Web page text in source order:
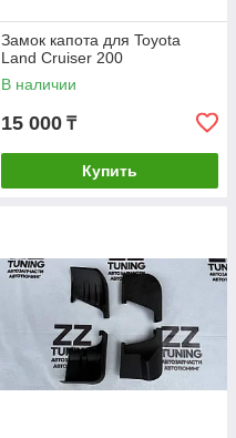
Замок капота для Toyota
Land Cruiser 200
В наличии
15 000 ₸
Купить